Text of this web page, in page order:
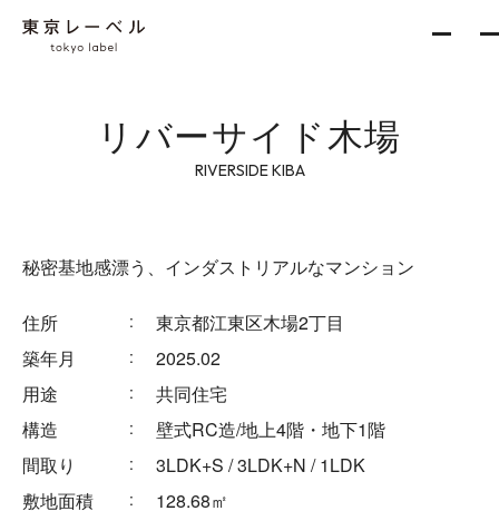
Services
新築一棟企画事業
不動産再生事業
Works
リバーサイド木場
RIVERSIDE KIBA
秘密基地感漂う、インダストリアルなマンション
住所
東京都江東区木場2丁目
築年月
2025.02
用途
共同住宅
構造
壁式RC造/地上4階・地下1階
間取り
3LDK+S / 3LDK+N / 1LDK
敷地面積
128.68㎡